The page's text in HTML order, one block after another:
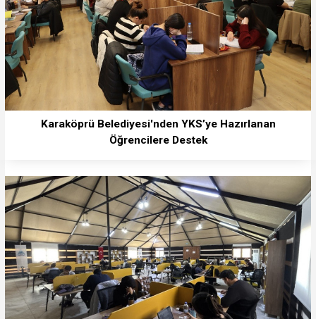
Karaköprü Belediyesi'nden YKS’ye Hazırlanan
Öğrencilere Destek